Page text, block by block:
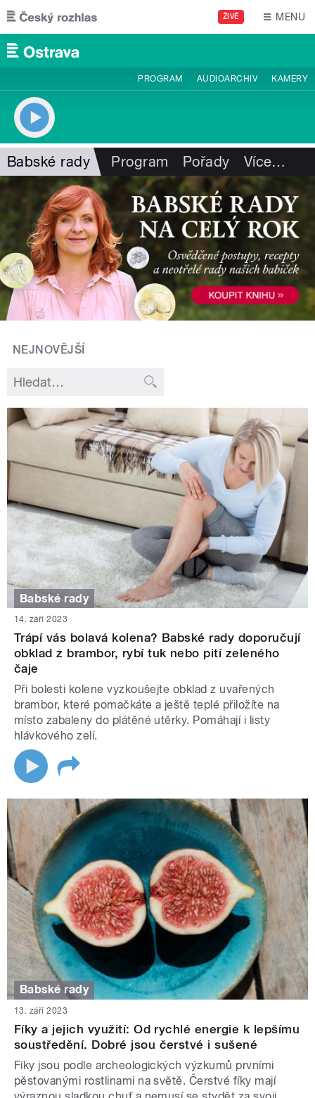
Přejít k hlavnímu obsahu
ŽIVĚ MENU
PROGRAM AUDIOARCHIV KAMERY
Babské rady Program Pořady Více…
NEJNOVĚJŠÍ
Babské rady
14. září 2023
Trápí vás bolavá kolena? Babské rady doporučují
obklad z brambor, rybí tuk nebo pití zeleného
čaje
Při bolesti kolene vyzkoušejte obklad z uvařených
brambor, které pomačkáte a ještě teplé přiložíte na
místo zabaleny do plátěné utěrky. Pomáhají i listy
hlávkového zelí.
Babské rady
13. září 2023
Fíky a jejich využití: Od rychlé energie k lepšímu
soustředění. Dobré jsou čerstvé i sušené
Fíky jsou podle archeologických výzkumů prvními
pěstovanými rostlinami na světě. Čerstvé fíky mají